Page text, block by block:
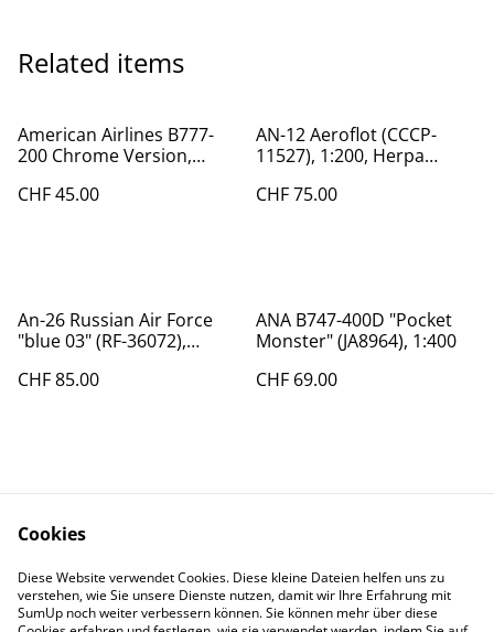
Related items
American Airlines B777-
200 Chrome Version,
CHF 45.00
AN-12 Aeroflot (CCCP-
11527), 1:200, Herpa
CHF 75.00
An-26 Russian Air Force
"blue 03" (RF-36072),
CHF 85.00
ANA B747-400D "Pocket
Monster" (JA8964), 1:400
CHF 69.00
Contact Us
Legal Terms
Privacy Policy
Cookie Policy
Cookies
Diese Website verwendet Cookies. Diese kleine Dateien helfen uns zu
verstehen, wie Sie unsere Dienste nutzen, damit wir Ihre Erfahrung mit
SumUp noch weiter verbessern können. Sie können mehr über diese